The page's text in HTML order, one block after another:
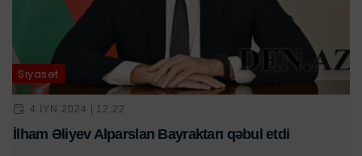
Siyasət
4 IYN 2024 | 12:22
İlham Əliyev Alparslan Bayraktarı qəbul etdi